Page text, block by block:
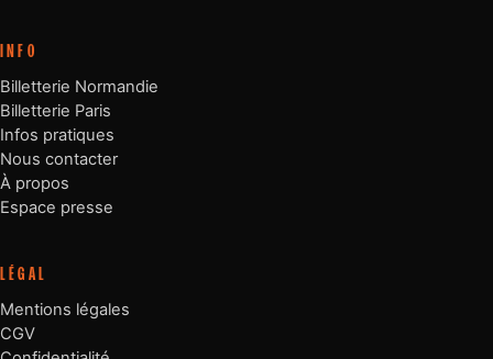
INFO
Billetterie Normandie
Billetterie Paris
Infos pratiques
Nous contacter
À propos
Espace presse
LÉGAL
Mentions légales
CGV